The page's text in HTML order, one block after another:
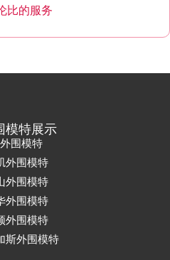
比的服务
模特展示
围模特
外围模特
外围模特
外围模特
外围模特
斯外围模特